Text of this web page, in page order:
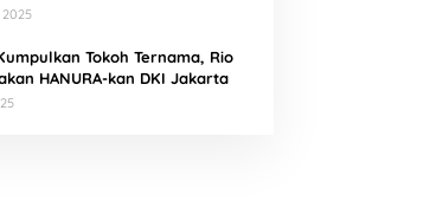
Tokoh Ternama, Rio
HANURA-kan DKI Jakarta